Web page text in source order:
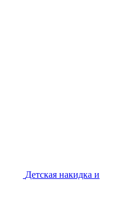
Детская накидка и